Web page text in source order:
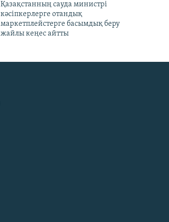
Қазақстанның сауда министрі
кәсіпкерлерге отандық
маркетплейстерге басымдық беру
жайлы кеңес айтты